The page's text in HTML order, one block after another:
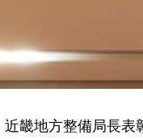
近畿地方整備局長表